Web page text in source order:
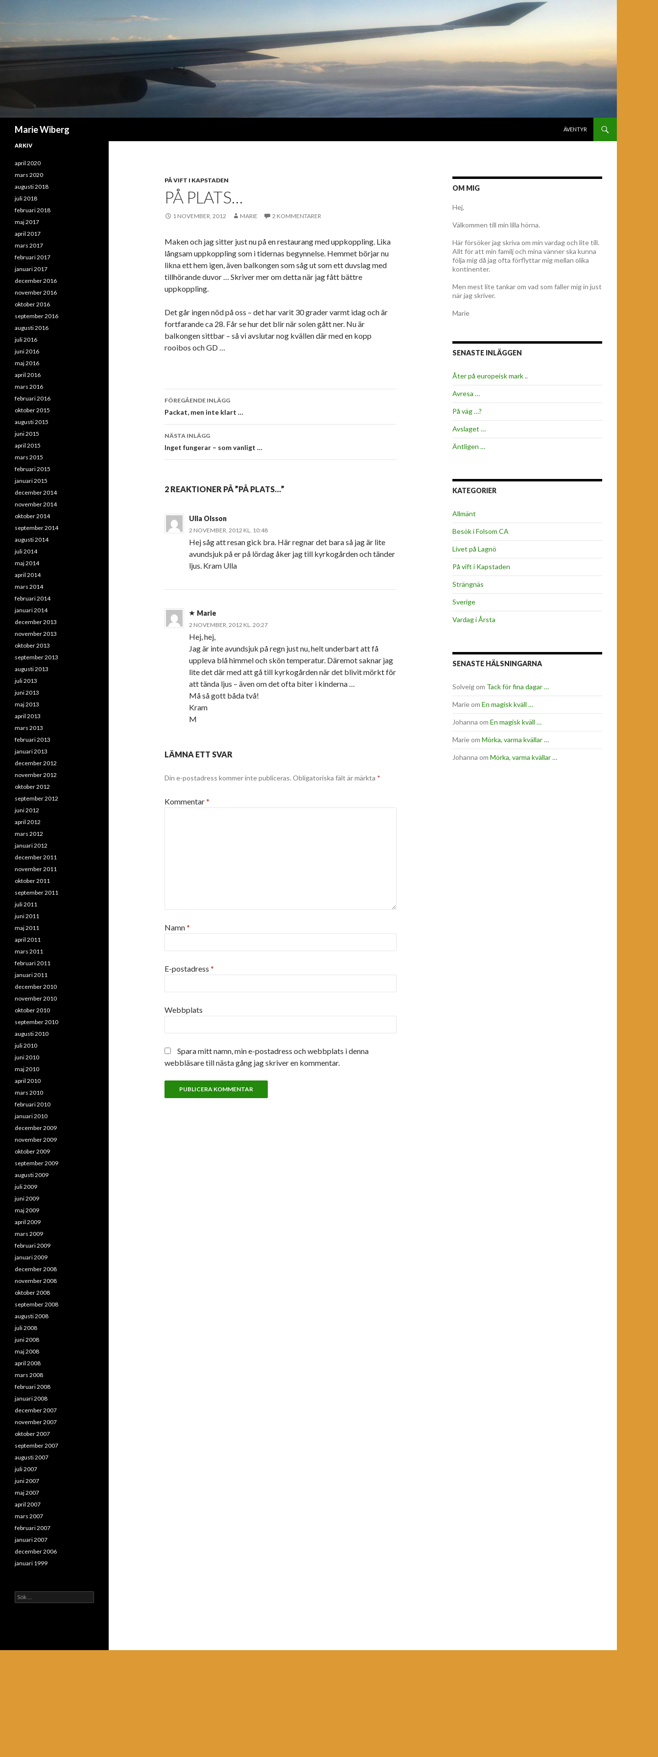
Marie Wiberg
ÄVENTYR
PÅ VIFT I KAPSTADEN
PÅ PLATS…
1 NOVEMBER, 2012 MARIE 2 KOMMENTARER
Maken och jag sitter just nu på en restaurang med uppkoppling. Lika
långsam uppkoppling som i tidernas begynnelse. Hemmet börjar nu
likna ett hem igen, även balkongen som såg ut som ett duvslag med
tillhörande duvor … Skriver mer om detta när jag fått bättre
uppkoppling.
Det går ingen nöd på oss – det har varit 30 grader varmt idag och är
fortfarande ca 28. Får se hur det blir när solen gått ner. Nu är
balkongen sittbar – så vi avslutar nog kvällen där med en kopp
rooibos och GD …
Inläggsnavigering
FÖREGÅENDE INLÄGG
Packat, men inte klart …
NÄSTA INLÄGG
Inget fungerar – som vanligt …
2 REAKTIONER PÅ ”PÅ PLATS…”
Ulla Olsson
2 NOVEMBER, 2012 KL. 10:48
Hej såg att resan gick bra. Här regnar det bara så jag är lite
avundsjuk på er på lördag åker jag till kyrkogården och tänder
ljus. Kram Ulla
Marie
2 NOVEMBER, 2012 KL. 20:27
Hej, hej,
Jag är inte avundsjuk på regn just nu, helt underbart att få
uppleva blå himmel och skön temperatur. Däremot saknar jag
lite det där med att gå till kyrkogården när det blivit mörkt för
att tända ljus – även om det ofta biter i kinderna …
Må så gott båda två!
Kram
M
LÄMNA ETT SVAR
Din e-postadress kommer inte publiceras. Obligatoriska fält är märkta *
Kommentar*
Namn*
E-postadress *
Webbplats
Spara mitt namn, min e-postadress och webbplats i denna
webbläsare till nästa gång jag skriver en kommentar.
OM MIG
Hej,
Välkommen till min lilla hörna.
Här försöker jag skriva om min vardag och lite till.
Allt för att min familj och mina vänner ska kunna
följa mig då jag ofta förflyttar mig mellan olika
kontinenter.
Men mest lite tankar om vad som faller mig in just
när jag skriver.
Marie
SENASTE INLÄGGEN
Åter på europeisk mark ..
Avresa …
På väg …?
Avslaget …
Äntligen …
KATEGORIER
Allmänt
Besök i Folsom CA
Livet på Lagnö
På vift i Kapstaden
Strängnäs
Sverige
Vardag i Årsta
SENASTE HÄLSNINGARNA
Solveigom Tack för fina dagar …
Marieom En magisk kväll …
Johanna om En magisk kväll …
Marieom Mörka, varma kvällar …
Johanna om Mörka, varma kvällar …
ARKIV
april 2020
mars 2020
augusti 2018
juli 2018
februari 2018
maj 2017
april 2017
mars 2017
februari 2017
januari 2017
december 2016
november 2016
oktober 2016
september 2016
augusti 2016
juli 2016
juni 2016
maj 2016
april 2016
mars 2016
februari 2016
oktober 2015
augusti 2015
juni 2015
april 2015
mars 2015
februari 2015
januari 2015
december 2014
november 2014
oktober 2014
september 2014
augusti 2014
juli 2014
maj 2014
april 2014
mars 2014
februari 2014
januari 2014
december 2013
november 2013
oktober 2013
september 2013
augusti 2013
juli 2013
juni 2013
maj 2013
april 2013
mars 2013
februari 2013
januari 2013
december 2012
november 2012
oktober 2012
september 2012
juni 2012
april 2012
mars 2012
januari 2012
december 2011
november 2011
oktober 2011
september 2011
juli 2011
juni 2011
maj 2011
april 2011
mars 2011
februari 2011
januari 2011
december 2010
november 2010
oktober 2010
september 2010
augusti 2010
juli 2010
juni 2010
maj 2010
april 2010
mars 2010
februari 2010
januari 2010
december 2009
november 2009
oktober 2009
september 2009
augusti 2009
juli 2009
juni 2009
maj 2009
april 2009
mars 2009
februari 2009
januari 2009
december 2008
november 2008
oktober 2008
september 2008
augusti 2008
juli 2008
juni 2008
maj 2008
april 2008
mars 2008
februari 2008
januari 2008
december 2007
november 2007
oktober 2007
september 2007
augusti 2007
juli 2007
juni 2007
maj 2007
april 2007
mars 2007
februari 2007
januari 2007
december 2006
januari 1999
Sök
efter: